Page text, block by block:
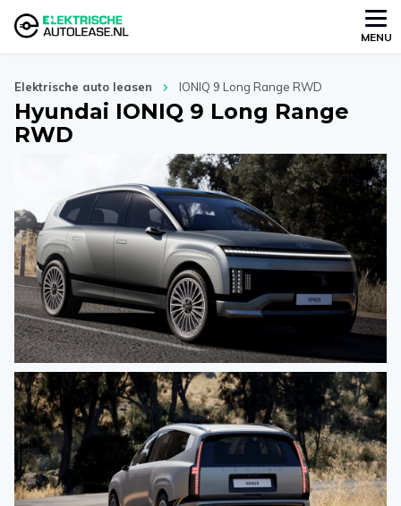
MENU
Elektrische auto leasen IONIQ 9 Long Range RWD
Hyundai IONIQ 9 Long Range
RWD